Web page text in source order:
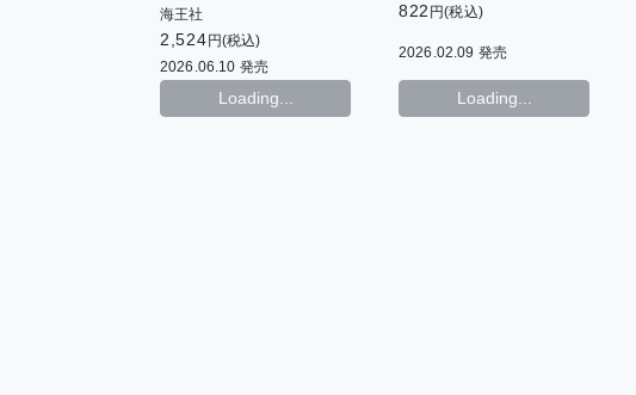
海王社
2,524 円(税込)
2026.06.10 発売
Loading...
822 円(税込)
2026.02.09 発売
Loading...